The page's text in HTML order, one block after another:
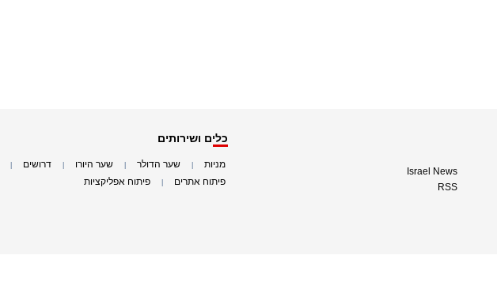
Israel News
RSS
כלים ושירותים
מניות שער הדולר שער היורו דרושים
פיתוח אתרים פיתוח אפליקציות